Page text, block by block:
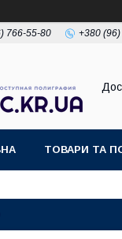
766-55-80 +380
ТОВАРИ ТА